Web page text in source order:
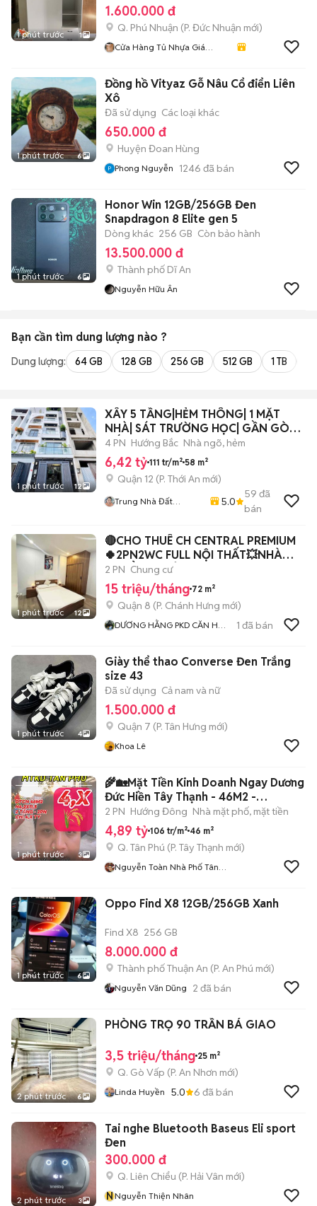
1 phút trước 1
1.600.000 đ
Q. Phú Nhuận (P. Đức Nhuận mới)
Cửa Hàng Tủ Nhựa Giá
1 phút trước 6
Đồng hồ Vityaz Gỗ Nâu Cổ điển Liên
Xô
Đã sử dụng Các loại khác
650.000 đ
Huyện Đoan Hùng
Phong Nguyễn 1246 đã bán
1 phút trước 6
Honor Win 12GB/256GB Đen
Snapdragon 8 Elite gen 5
Dòng khác 256 GB Còn bảo hành
13.500.000 đ
Thành phố Dĩ An
Nguyễn Hữu Ân
Bạn cần tìm dung lượng nào ?
Dung lượng: 64 GB 128 GB 256 GB 512 GB 1 TB
1 phút trước 12
XÂY 5 TẦNG|HẺM THÔNG| 1 MẶT
NHÀ| SÁT TRƯỜNG HỌC| GẦN GÒ
VẤP
4 PN Hướng Bắc Nhà ngõ, hẻm
6,42 tỷ 111 tr/m² 58 m²
Quận 12 (P. Thới An mới)
Trung Nhà Đất
5.0
59 đã
bán
1 phút trước 12
🔴CHO THUÊ CH CENTRAL PREMIUM
🍀2PN2WC FULL NỘI THẤT💥NHÀ
CHUẨN ĐẸP Ở NGAY
2 PN Chung cư
15 triệu/tháng 72 m²
Quận 8 (P. Chánh Hưng mới)
DƯƠNG HẰNG PKD CĂN HỘ
1 đã bán
1 phút trước 4
Giày thể thao Converse Đen Trắng
size 43
Đã sử dụng Cả nam và nữ
1.500.000 đ
Quận 7 (P. Tân Hưng mới)
Khoa Lê
1 phút trước 3
🌾🏡Mặt Tiền Kinh Doanh Ngay Dương
Đức Hiền Tây Thạnh - 46M2 -
N4,2x11,5
2 PN Hướng Đông Nhà mặt phố, mặt tiền
4,89 tỷ 106 tr/m² 46 m²
Q. Tân Phú (P. Tây Thạnh mới)
Nguyễn Toàn Nhà Phố Tân
1 phút trước 6
Oppo Find X8 12GB/256GB Xanh
Find X8 256 GB
8.000.000 đ
Thành phố Thuận An (P. An Phú mới)
Nguyễn Văn Dũng 2 đã bán
2 phút trước 6
PHÒNG TRỌ 90 TRẦN BÁ GIAO
3,5 triệu/tháng 25 m²
Q. Gò Vấp (P. An Nhơn mới)
Linda Huyền 5.0 6 đã bán
2 phút trước 3
Tai nghe Bluetooth Baseus Eli sport
Đen
300.000 đ
Q. Liên Chiểu (P. Hải Vân mới)
NNguyễn Thiện Nhân